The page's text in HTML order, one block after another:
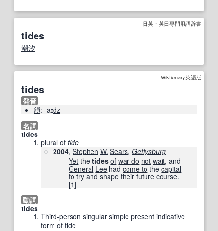
日英・英日専門用語辞書
tides
潮汐
Wiktionary英語版
tides
発音
韻: -aɪdz
名詞
tides
plural of tide
2004, Stephen W. Sears, Gettysburg
Yet thetides of war do not wait, and
General Lee hadcome to thecapital
to try andshape theirfuture course.
[1]
動詞
tides
Third-person singular simple present indicative
form of tide